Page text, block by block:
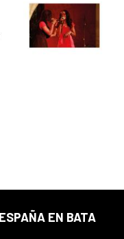
EN BATA